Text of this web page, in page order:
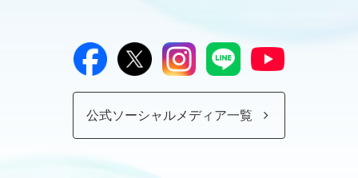
公式ソーシャルメディア一覧